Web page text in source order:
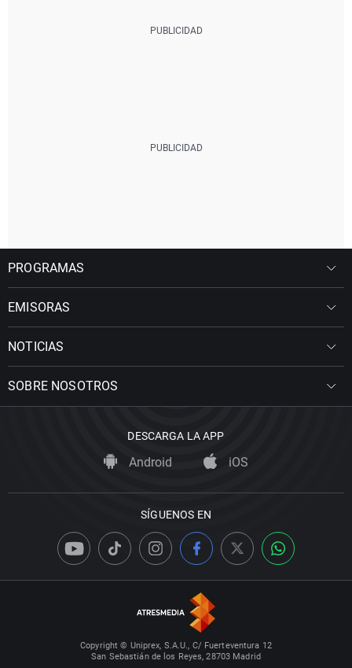
PROGRAMAS
EMISORAS
NOTICIAS
SOBRE NOSOTROS
DESCARGA LA APP
Android iOS
SÍGUENOS EN
Copyright © Uniprex, S.A.U., C/ Fuerteventura 12
San Sebastián de los Reyes, 28703 Madrid